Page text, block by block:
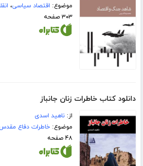
موضوع: اقتصاد سیاسی،
۳۰۳ صفحه
دانلود کتاب خاطرات زنان جانباز
از:ناهید اسدی
موضوع:خاطرات دفاع
۴۸ صفحه